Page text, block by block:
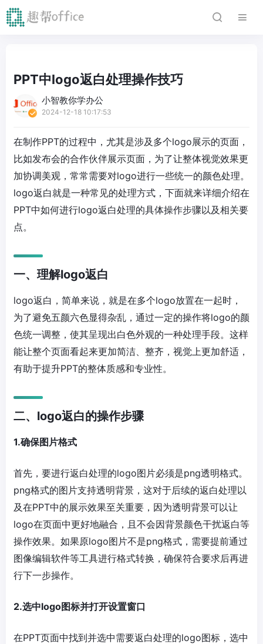
PPT中logo返白处理操作技巧
小智教你学办公
2024-12-18 10:17:53
在制作PPT的过程中，尤其是涉及多个logo展示的页面，
比如发布会的合作伙伴展示页面，为了让整体视觉效果更
加协调美观，常常需要对logo进行一些统一的颜色处理。
logo返白就是一种常见的处理方式，下面就来详细介绍在
PPT中如何进行logo返白处理的具体操作步骤以及相关要
点。
一、理解logo返白
logo返白，简单来说，就是在多个logo放置在一起时，
为了避免五颜六色显得杂乱，通过一定的操作将logo的颜
色统一调整，使其呈现出白色外观的一种处理手段。这样
能让整个页面看起来更加简洁、整齐，视觉上更加舒适，
有助于提升PPT的整体质感和专业性。
二、logo返白的操作步骤
1.确保图片格式
首先，要进行返白处理的logo图片必须是png透明格式。
png格式的图片支持透明背景，这对于后续的返白处理以
及在PPT中的展示效果至关重要，因为透明背景可以让
logo在页面中更好地融合，且不会因背景颜色干扰返白等
操作效果。如果原logo图片不是png格式，需要提前通过
图像编辑软件等工具进行格式转换，确保符合要求后再进
行下一步操作。
2.选中logo图标并打开设置窗口
在PPT页面中找到并选中需要返白处理的logo图标，选中